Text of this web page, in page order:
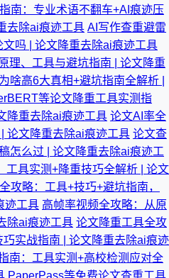
南：专业术语不翻车+AI痕迹压
去除ai痕迹工具 AI写作查重避雷
吗 | 论文降重去除ai痕迹工具
理、工具与避坑指南 | 论文降重
啥高6大真相+避坑指南全解析 |
等论文降重工具实测指
降重去除ai痕迹工具 论文AI率全
论文降重去除ai痕迹工具 论文查
怎么过 | 论文降重去除ai痕迹工
工具实测+降重技巧全解析 | 论文
攻略：工具+技巧+避坑指南，
迹工具 高帧率视频全攻略：从原
除ai痕迹工具 论文降重工具全攻
实战指南 | 论文降重去除ai痕迹
南：工具实测+高校检测应对全
PaperPass等免费论文查重工具